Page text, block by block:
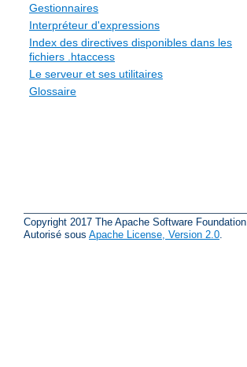
Gestionnaires
Interpréteur d'expressions
Index des directives disponibles dans les
fichiers .htaccess
Le serveur et ses utilitaires
Glossaire
Copyright 2017 The Apache Software Foundation.
Autorisé sous Apache License, Version 2.0